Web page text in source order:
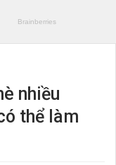
nhiều
thể làm